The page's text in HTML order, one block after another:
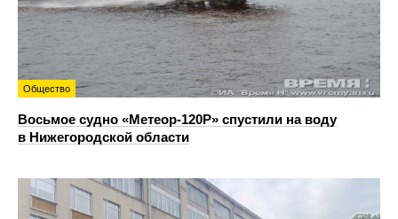
Общество
Восьмое судно «Метеор-120Р» спустили на воду
в Нижегородской области